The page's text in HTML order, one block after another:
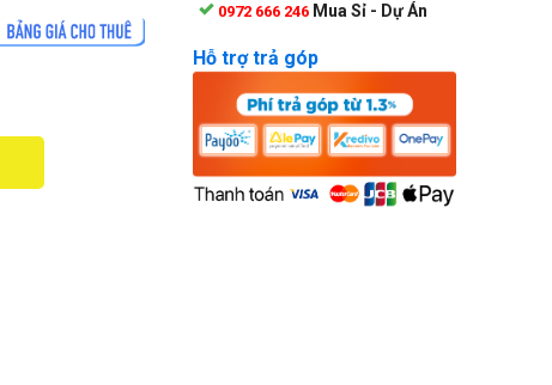
0972 666 246 Mua Sỉ - Dự Án
Hỗ trợ trả góp